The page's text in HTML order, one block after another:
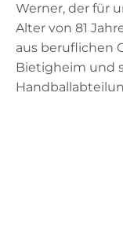
Werner, der für
Alter von 81
aus beruflichen
Bietigheim und